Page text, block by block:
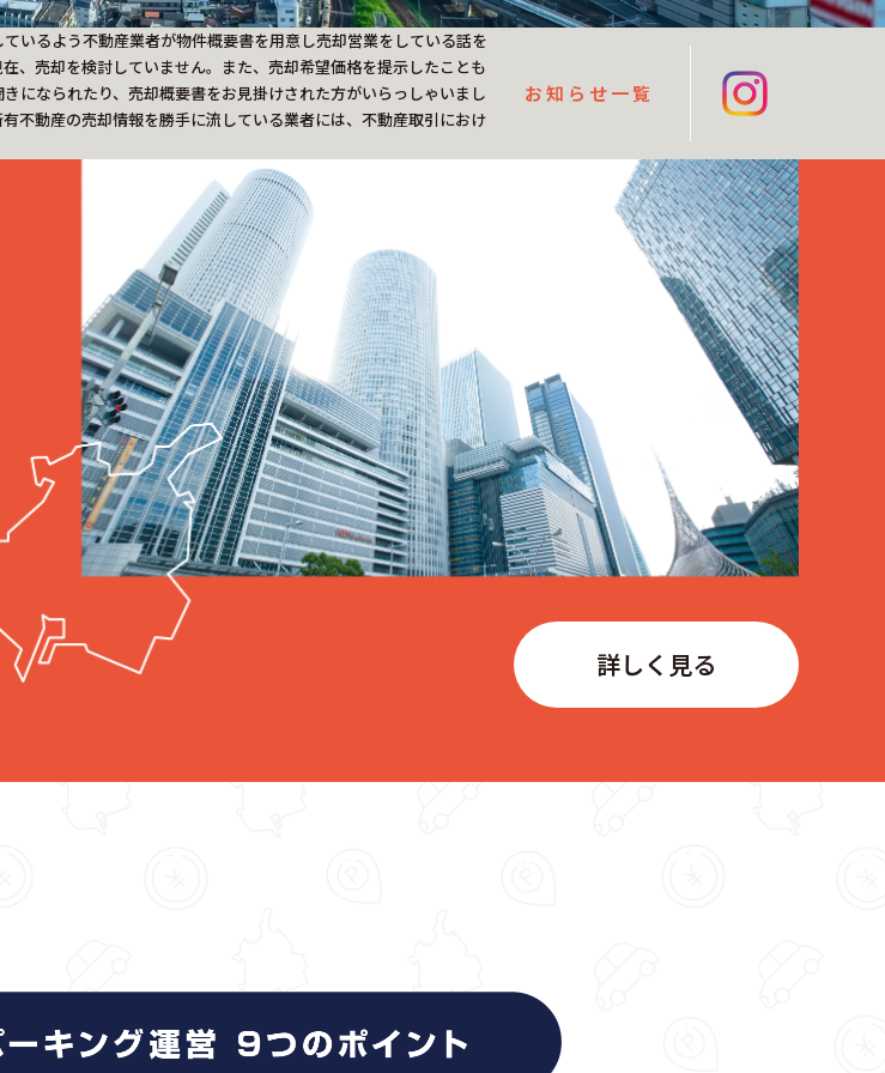
いるよう不動産業者が物件概要書を用意し売却営業をしている話を
、売却を検討していません。また、売却希望価格を提示したことも
になられたり、売却概要書をお見掛けされた方がいらっしゃいまし
不動産の売却情報を勝手に流している業者には、不動産取引におけ
お知らせ一覧
詳しく見る